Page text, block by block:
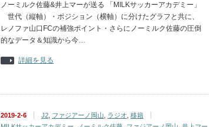
ノーミルク佐藤&井上マーが送る 「MILKサッカーアカデミー」
世代（縦軸）・ポジション（横軸）に分けたグラフと共に、
レノファ山口FCの補強ポイント・さらにノーミルク佐藤の圧倒
的なデータ＆知識から今…
詳細を見る
2019-2-6 J2 ファジアーノ岡山 ラジオ 移籍